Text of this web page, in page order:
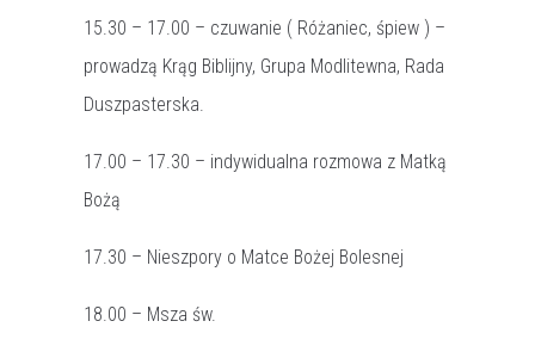
15.30 – 17.00 – czuwanie ( Różaniec, śpiew ) –
prowadzą Krąg Biblijny, Grupa Modlitewna, Rada
Duszpasterska.
17.00 – 17.30 – indywidualna rozmowa z Matką
Bożą
17.30 – Nieszpory o Matce Bożej Bolesnej
18.00 – Msza św.